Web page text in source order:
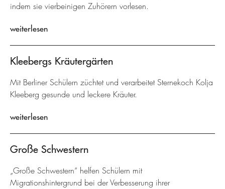
indem sie vierbeinigen Zuhörern vorlesen.
weiterlesen
Kleebergs Kräutergärten
Mit Berliner Schülern züchtet und verarbeitet Sternekoch Kolja
Kleeberg gesunde und leckere Kräuter.
weiterlesen
Große Schwestern
„Große Schwestern“ helfen Schülern mit
Migrationshintergrund bei der Verbesserung ihrer